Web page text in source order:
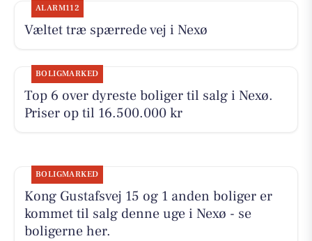
ALARM112
Væltet træ spærrede vej i Nexø
BOLIGMARKED
Top 6 over dyreste boliger til salg i Nexø.
Priser op til 16.500.000 kr
BOLIGMARKED
Kong Gustafsvej 15 og 1 anden boliger er
kommet til salg denne uge i Nexø - se
boligerne her.